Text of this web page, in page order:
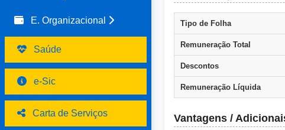
E. Organizacional
Saúde
e-Sic
Carta de Serviços
Tipo de Folha
Remuneração Total
Descontos
Remuneração Líquida
Vantagens /